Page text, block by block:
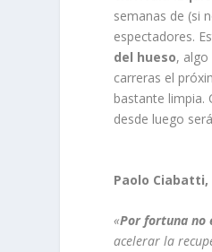
semanas de (si
espectadores.
del hueso,
carreras el
bastante limpia.
desde luego
Paolo
«Por fortuna no
acelerar la